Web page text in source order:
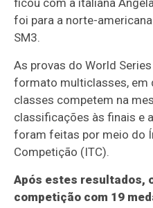
ficou com a italiana
foi para a norte-
SM3.
As provas do World
formato multiclasses, em
classes competem na
classificações às finais e
foram feitas por meio do
Competição (ITC).
Após estes resultados,
competição com 19